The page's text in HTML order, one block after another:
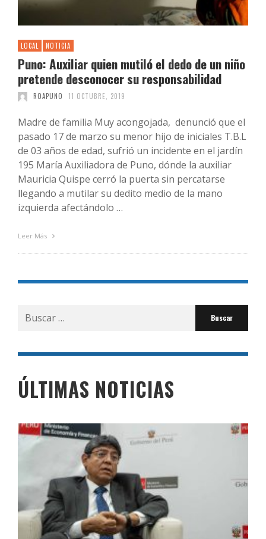
LOCAL NOTICIA
Puno: Auxiliar quien mutiló el dedo de un niño
pretende desconocer su responsabilidad
ROAPUNO 11 OCTUBRE, 2019
Madre de familia Muy acongojada, denunció que el
pasado 17 de marzo su menor hijo de iniciales T.B.L
de 03 años de edad, sufrió un incidente en el jardín
195 María Auxiliadora de Puno, dónde la auxiliar
Mauricia Quispe cerró la puerta sin percatarse
llegando a mutilar su dedito medio de la mano
izquierda afectándolo …
Leer Más
Buscar
por:
ÚLTIMAS NOTICIAS